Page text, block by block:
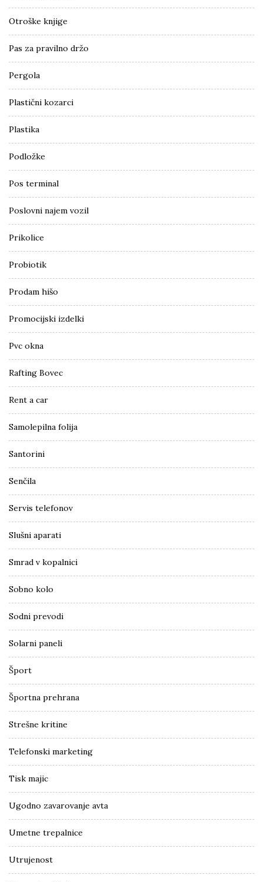
Otroške knjige
Pas za pravilno držo
Pergola
Plastični kozarci
Plastika
Podložke
Pos terminal
Poslovni najem vozil
Prikolice
Probiotik
Prodam hišo
Promocijski izdelki
Pvc okna
Rafting Bovec
Rent a car
Samolepilna folija
Santorini
Senčila
Servis telefonov
Slušni aparati
Smrad v kopalnici
Sobno kolo
Sodni prevodi
Solarni paneli
Šport
Športna prehrana
Strešne kritine
Telefonski marketing
Tisk majic
Ugodno zavarovanje avta
Umetne trepalnice
Utrujenost